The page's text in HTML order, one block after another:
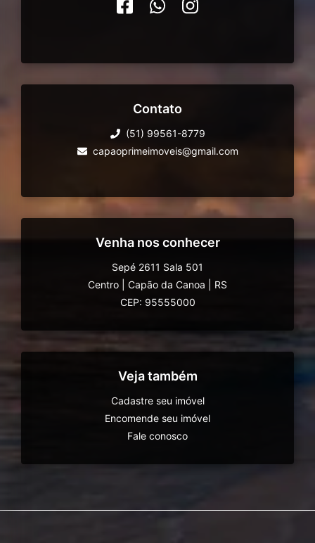
Contato
(51) 99561-8779
capaoprimeimoveis@gmail.com
Venha nos conhecer
Sepé 2611 Sala 501
Centro
Capão da Canoa
RS
CEP: 95555000
Veja também
Cadastre seu imóvel
Encomende seu imóvel
Fale conosco